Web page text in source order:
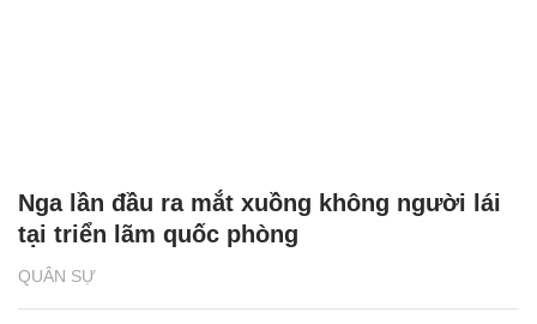
QUÂN SỰ
Nga lần đầu ra mắt xuồng không người lái
tại triển lãm quốc phòng